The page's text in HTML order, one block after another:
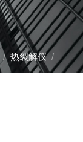
热裂解仪/